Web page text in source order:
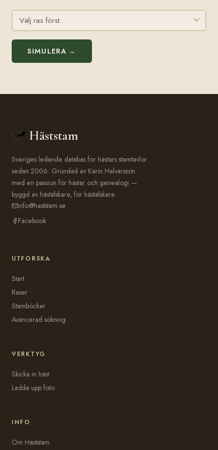
SIMULERA →
Häststam
Sveriges ledande databas för hästars stamtavlor
sedan 2006. Grundad av Karin Halvarsson
med en passion för hästar och genealogi —
byggd av hästälskare, för hästälskare.
info@haststam.se
Facebook
UTFORSKA
Start
Raser
Stamböcker
Avancerad sökning
VERKTYG
Skicka in häst
Ladda upp foto
INFO
Om Häststam